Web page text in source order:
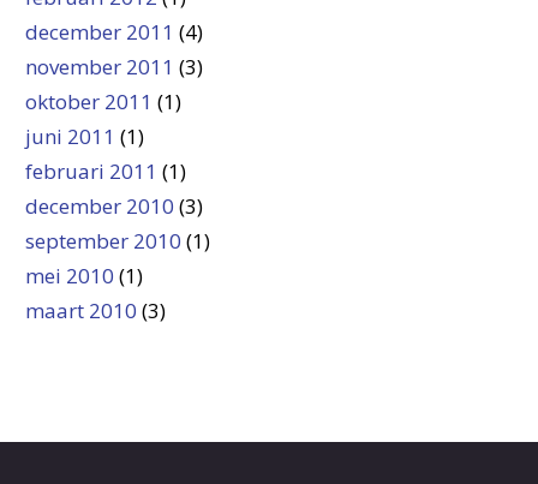
december 2011 (4)
november 2011 (3)
oktober 2011 (1)
juni 2011 (1)
februari 2011 (1)
december 2010 (3)
september 2010 (1)
mei 2010 (1)
maart 2010 (3)